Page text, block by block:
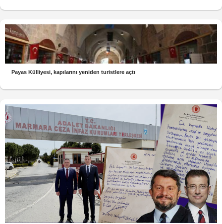
Payas Külliyesi, kapılarını yeniden turistlere açtı